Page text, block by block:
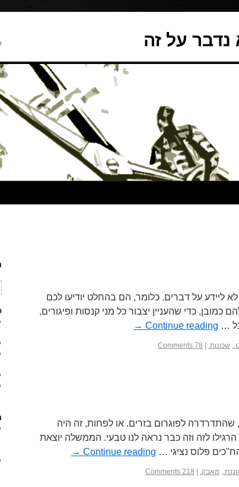
נדבר על זה
ליידע על דברים. כלומר, הם בהחלט יודיעו לכם
כדי שהעניין יצבור כל מני קנסות ופיגורים,
…
Continue reading
→
, שכונות. 78 Comments
לפוגרום בזרים. או לפחות, זה היה
לזה וזה כבר נראה לנו טבעי. הממשלה יוצאת
Continue reading
→
, מאבק. 218 Comments